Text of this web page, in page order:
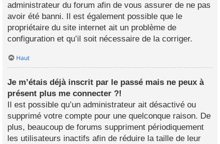
administrateur du forum afin de vous assurer de ne pas
avoir été banni. Il est également possible que le
propriétaire du site internet ait un problème de
configuration et qu’il soit nécessaire de la corriger.
Haut
Je m’étais déjà inscrit par le passé mais ne peux à
présent plus me connecter ?!
Il est possible qu’un administrateur ait désactivé ou
supprimé votre compte pour une quelconque raison. De
plus, beaucoup de forums suppriment périodiquement
les utilisateurs inactifs afin de réduire la taille de leur